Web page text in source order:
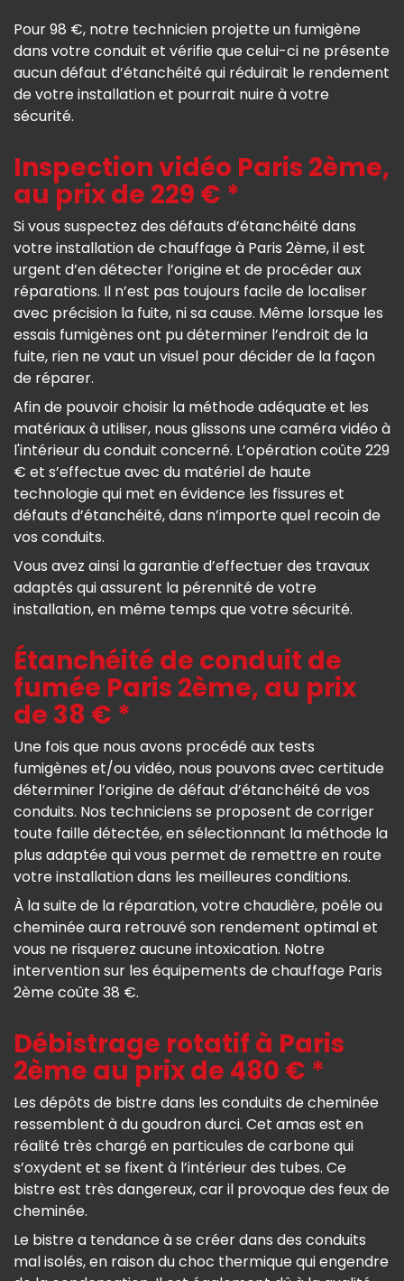
Pour 98 €, notre technicien projette un fumigène
dans votre conduit et vérifie que celui-ci ne présente
aucun défaut d’étanchéité qui réduirait le rendement
de votre installation et pourrait nuire à votre
sécurité.
Inspection vidéo Paris 2ème,
au prix de 229 € *
Si vous suspectez des défauts d’étanchéité dans
votre installation de chauffage à Paris 2ème, il est
urgent d’en détecter l’origine et de procéder aux
réparations. Il n’est pas toujours facile de localiser
avec précision la fuite, ni sa cause. Même lorsque les
essais fumigènes ont pu déterminer l’endroit de la
fuite, rien ne vaut un visuel pour décider de la façon
de réparer.
Afin de pouvoir choisir la méthode adéquate et les
matériaux à utiliser, nous glissons une caméra vidéo à
l'intérieur du conduit concerné. L’opération coûte 229
€ et s’effectue avec du matériel de haute
technologie qui met en évidence les fissures et
défauts d’étanchéité, dans n’importe quel recoin de
vos conduits.
Vous avez ainsi la garantie d’effectuer des travaux
adaptés qui assurent la pérennité de votre
installation, en même temps que votre sécurité.
Étanchéité de conduit de
fumée Paris 2ème, au prix
de 38 € *
Une fois que nous avons procédé aux tests
fumigènes et/ou vidéo, nous pouvons avec certitude
déterminer l’origine de défaut d’étanchéité de vos
conduits. Nos techniciens se proposent de corriger
toute faille détectée, en sélectionnant la méthode la
plus adaptée qui vous permet de remettre en route
votre installation dans les meilleures conditions.
À la suite de la réparation, votre chaudière, poêle ou
cheminée aura retrouvé son rendement optimal et
vous ne risquerez aucune intoxication. Notre
intervention sur les équipements de chauffage Paris
2ème coûte 38 €.
Débistrage rotatif à Paris
2ème au prix de 480 € *
Les dépôts de bistre dans les conduits de cheminée
ressemblent à du goudron durci. Cet amas est en
réalité très chargé en particules de carbone qui
s’oxydent et se fixent à l’intérieur des tubes. Ce
bistre est très dangereux, car il provoque des feux de
cheminée.
Le bistre a tendance à se créer dans des conduits
mal isolés, en raison du choc thermique qui engendre